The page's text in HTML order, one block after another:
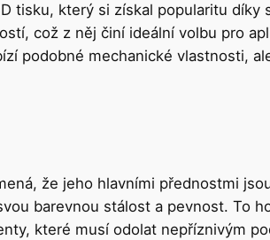
tisku, který si získal popularitu díky
což z něj činí ideální volbu pro
podobné mechanické vlastnosti,
že jeho hlavními přednostmi
barevnou stálost a pevnost. To
které musí odolat nepříznivým